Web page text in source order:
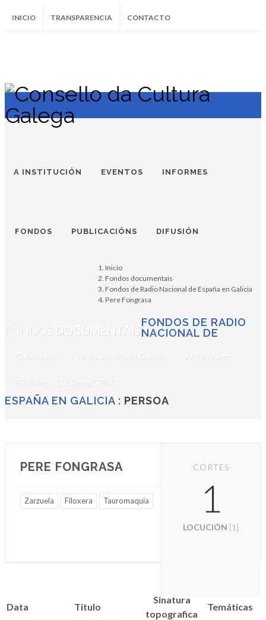
INICIO TRANSPARENCIA CONTACTO
InstagramFacebookTwitter Soundcloud
Youtube
A INSTITUCIÓN EVENTOS INFORMES
FONDOS PUBLICACIÓNS DIFUSIÓN
FONDOS DOCUMENTAIS
Coleccións Mapa sonoro de Galicia Arquivo web
Biblioteca. Catálogo/OPAC
FONDOS DE RADIO
NACIONAL DE
ESPAÑA EN GALICIA : PERSOA
Inicio
Fondos documentais
Fondos de Radio Nacional de España en Galicia
Pere Fongrasa
PERE FONGRASA
Zarzuela Filoxera Tauromaquia
CORTES
1
LOCUCIÓN [1]
Data Titulo
Sinatura
topografica
Temáticas